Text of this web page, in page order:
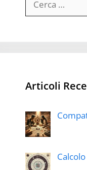
per:
Articoli